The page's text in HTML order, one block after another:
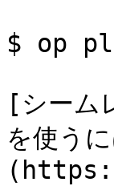
$ op
[シーム
を使う